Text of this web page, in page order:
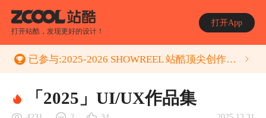
打开站酷，发现更好的设计！
打开App
已参与:2025-2026 SHOWREEL 站酷顶尖创作者年度作品集 征集活动
「2025」UI/UX作品集